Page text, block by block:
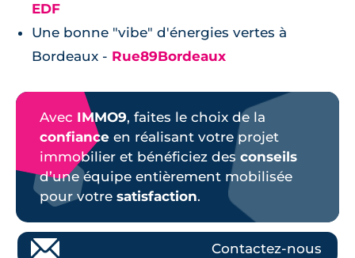
EDF
Une bonne "vibe" d'énergies vertes à
Bordeaux - Rue89Bordeaux
Avec IMMO9, faites le choix de la
confiance en réalisant votre projet
immobilier et bénéficiez des conseils
d’une équipe entièrement mobilisée
pour votre satisfaction.
Contactez-nous